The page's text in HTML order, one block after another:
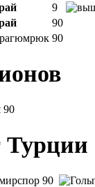
9
90
90
90
Турции
90